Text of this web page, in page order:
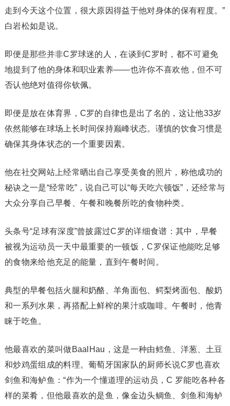
走到今天这个位置，很大原因得益于他对身体的保有程度。”
白岩松如是说。
即便是那些并非C罗球迷的人，在谈到C罗时，都不可避免
地提到了他的身体和职业素养——也许你不喜欢他，但不可
否认他绝对值得你钦佩。
即便是放在体育界，C罗的自律也是出了名的，这让他33岁
依然能够在球场上长时间保持巅峰状态。谨慎的饮食习惯是
确保其身体状态的一个重要因素。
他在社交网站上经常晒出自己享受美食的照片，称他成功的
秘诀之一是“经常吃”，说自己可以“每天吃六顿饭”，还经常与
大众分享自己早餐、午餐和晚餐所吃的食物种类。
头条号“足球有深度”曾披露过C罗的详细食谱：其中，早餐
被视为运动员一天中最重要的一顿饭，C罗保证他能吃足够
的食物来给他充足的能量，直到午餐时间。
典型的早餐包括火腿和奶酪、羊角面包、鳄梨烤面包、酸奶
和一系列水果，再搭配上鲜榨的果汁或咖啡。午餐时，他青
睐于吃鱼。
他最喜欢的菜叫做BaalHau，这是一种由鳕鱼、洋葱、土豆
和炒鸡蛋组成的料理。葡萄牙国家队的厨师长说C罗也喜欢
剑鱼和海鲈鱼：“作为一个懂道理的运动员，C 罗能吃各种各
样的菜肴，但他最喜欢的是鱼，像金边头鲷鱼、剑鱼和海鲈